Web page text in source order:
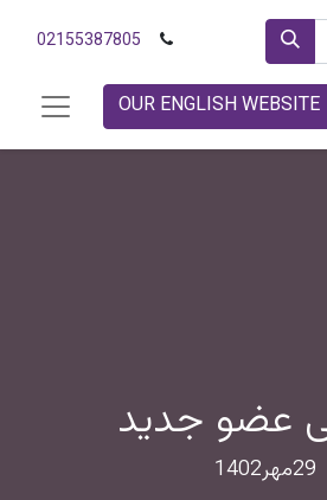
02155387805
OUR ENGLISH WEBSITE
عضو جدید
29مهر1402